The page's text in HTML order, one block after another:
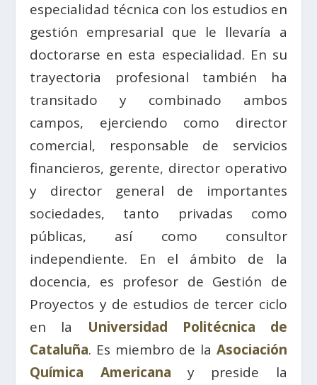
especialidad técnica con los estudios en
gestión empresarial que le llevaría a
doctorarse en esta especialidad. En su
trayectoria profesional también ha
transitado y combinado ambos
campos, ejerciendo como director
comercial, responsable de servicios
financieros, gerente, director operativo
y director general de importantes
sociedades, tanto privadas como
públicas, así como consultor
independiente. En el ámbito de la
docencia, es profesor de Gestión de
Proyectos y de estudios de tercer ciclo
en la Universidad Politécnica de
Cataluña. Es miembro de la Asociación
Química Americana y preside la